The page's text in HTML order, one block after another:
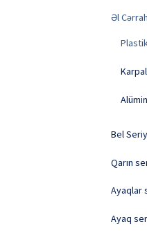
Əl
Bel
Qarın
Ayaqlar
Ayaq